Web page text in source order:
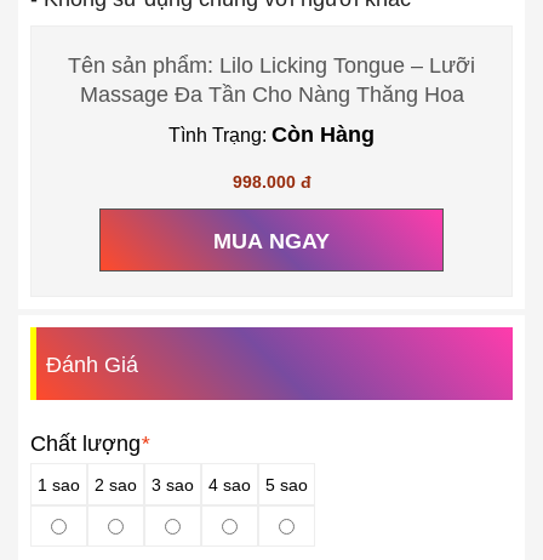
Tên sản phẩm: Lilo Licking Tongue – Lưỡi
Massage Đa Tần Cho Nàng Thăng Hoa
Tình Trạng: Còn Hàng
998.000 đ
MUA NGAY
Đánh Giá
Chất lượng*
1 sao 2 sao 3 sao 4 sao 5 sao